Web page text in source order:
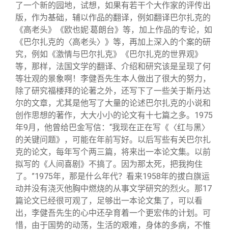
了一个新的园地，试想，如果有若干个大作家的评传出
版，作为基础，辅以作品的翻译，例如翻译巴尔扎克的
《高老头》《欧也妮·葛朗台》等，加上作品的专论，如
《巴尔扎克的〈高老头〉》等，再加上深入的个案的研
究，例如《激情与巴尔扎克》《巴尔扎克的世界观》
等，那样，法国文学的翻译、介绍和研究该是呈现了何
等壮观的景象啊！李健吾先生本人做出了很大的努力，
除了研究福楼拜的论著之外，还写下了一些关于斯丹达
尔的文章，尤其是他写了大量的论述巴尔扎克的小说和
创作思想的著作，大大小小的论文有十七篇之多。1975
年9月，他曾给巴金写信：“我现在正在写《〈红与黑〉
的关键问题》，可能在年前写好。以后写些有关巴尔扎
克的论文，每年写个两三篇，将来出一本论文集。以前
拟写的《人间喜剧》不搞了。因为那太死，把我拘住
了。”1975年，那是什么年代？看来1958年的拔白旗运
动并没有浇灭他胸中燃烧的从事文学研究的烈火。那17
篇论文已经很可观了，足够出一本论文集了，可以看
出，李健吾先生的心中还孕育着一个更宏伟的计划。可
惜，由于国势的动荡，生活的艰难，身体的多病，不惟